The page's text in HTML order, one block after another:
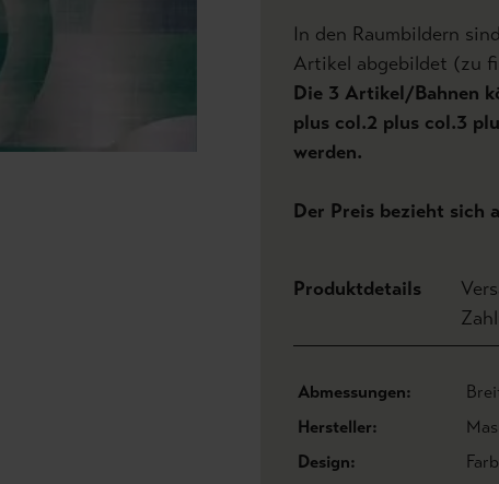
In den Raumbildern
Artikel abgebildet (zu
Die 3 Artikel/Bahnen
plus col.2 plus col.3
werden.
Der Preis bezieht sich
Produktdetails
Abmessungen:
Hersteller:
Design: